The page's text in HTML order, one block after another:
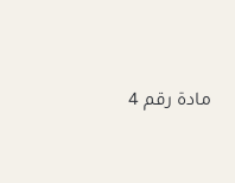
مادة رقم 4